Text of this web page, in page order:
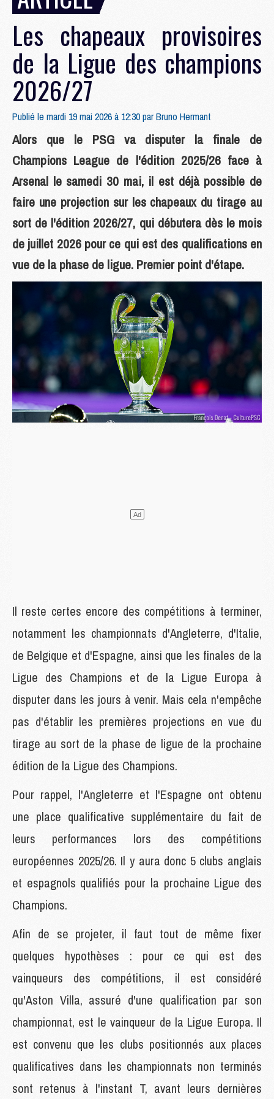
Les chapeaux provisoires
de la Ligue des champions
2026/27
Publié le mardi 19 mai 2026 à 12:30 parBruno Hermant
Alors que le PSG va disputer la finale de
Champions League de l'édition 2025/26 face à
Arsenal le samedi 30 mai, il est déjà possible de
faire une projection sur les chapeaux du tirage au
sort de l'édition 2026/27, qui débutera dès le mois
de juillet 2026 pour ce qui est des qualifications en
vue de la phase de ligue. Premier point d'étape.
Il reste certes encore des compétitions à terminer,
notamment les championnats d'Angleterre, d'Italie,
de Belgique et d'Espagne, ainsi que les finales de la
Ligue des Champions et de la Ligue Europa à
disputer dans les jours à venir. Mais cela n'empêche
pas d'établir les premières projections en vue du
tirage au sort de la phase de ligue de la prochaine
édition de la Ligue des Champions.
Pour rappel, l'Angleterre et l'Espagne ont obtenu
une place qualificative supplémentaire du fait de
leurs performances lors des compétitions
européennes 2025/26. Il y aura donc 5 clubs anglais
et espagnols qualifiés pour la prochaine Ligue des
Champions.
Afin de se projeter, il faut tout de même fixer
quelques hypothèses : pour ce qui est des
vainqueurs des compétitions, il est considéré
qu'Aston Villa, assuré d'une qualification par son
championnat, est le vainqueur de la Ligue Europa. Il
est convenu que les clubs positionnés aux places
qualificatives dans les championnats non terminés
sont retenus à l'instant T, avant leurs dernières